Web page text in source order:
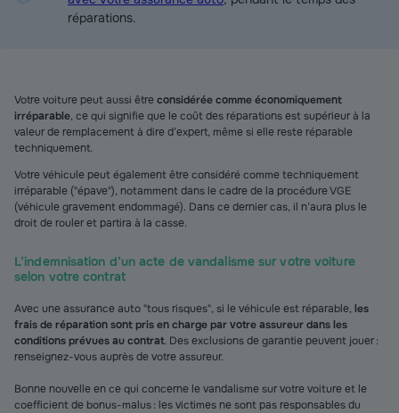
réparations.
Votre voiture peut aussi êtreconsidérée comme économiquement
irréparable, ce qui signifie que le coût des réparations est supérieur à la
valeur de remplacement à dire d’expert, même si elle reste réparable
techniquement.
Votre véhicule peut également être considéré comme techniquement
irréparable ("épave"), notamment dans le cadre de la procédure VGE
(véhicule gravement endommagé). Dans ce dernier cas, il n’aura plus le
droit de rouler et partira à la casse.
L’indemnisation d’un acte de vandalisme sur votre voiture
selon votre contrat
Avec une assurance auto "tous risques", si le véhicule est réparable, les
frais de réparation sont pris en charge par votre assureur dans les
conditions prévues au contrat. Des exclusions de garantie peuvent jouer :
renseignez-vous auprès de votre assureur.
Bonne nouvelle en ce qui concerne le vandalisme sur votre voiture et le
coefficient de bonus-malus : les victimes ne sont pas responsables du